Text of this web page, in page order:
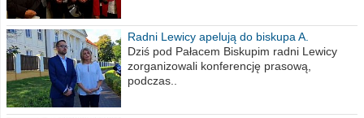
Radni Lewicy apelują do biskupa A.
Wiesława Meringa
Dziś pod Pałacem Biskupim radni Lewicy
zorganizowali konferencję prasową,
podczas..